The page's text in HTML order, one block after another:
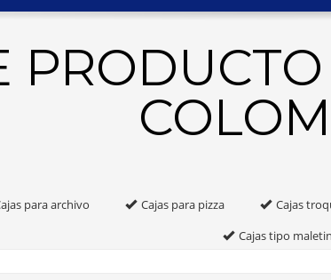
para archivo Cajas para pizza Cajas
Cajas tipo maletin